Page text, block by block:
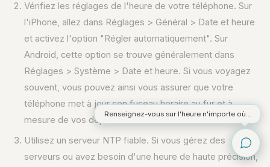
Vérifiez les réglages de l'heure de votre téléphone. Sur
l'iPhone, allez dans Réglages > Général > Date et heure
et activez l'option "Régler automatiquement". Sur
Android, cette option se trouve généralement dans
Réglages > Système > Date et heure. Si vous voyagez
souvent, vous pouvez ainsi vous assurer que votre
téléphone met à jour son fuseau horaire au fur et à
mesure de vos déplacements.
Utilisez un serveur NTP fiable. Si vous gérez des
serveurs ou avez besoin d'une heure de haute précision,
Renseignez-vous sur l'heure n'importe où...